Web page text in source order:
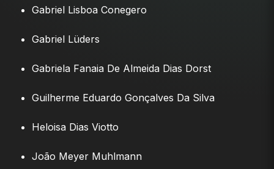
Gabriel Lisboa Conegero
Gabriel Lüders
Gabriela Fanaia De Almeida Dias Dorst
Guilherme Eduardo Gonçalves Da Silva
Heloisa Dias Viotto
João Meyer Muhlmann